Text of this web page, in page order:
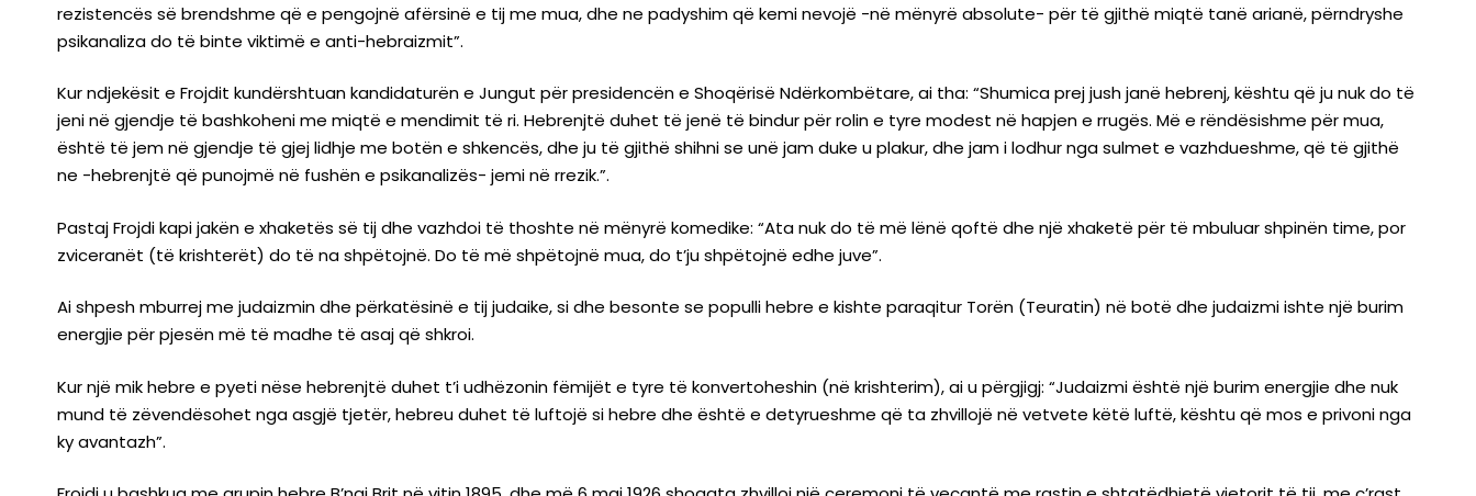
rezistencës së brendshme që e pengojnë afërsinë e tij me mua, dhe ne padyshim që kemi nevojë -në mënyrë absolute- për të gjithë miqtë tanë arianë, përndryshe
psikanaliza do të binte viktimë e anti-hebraizmit”.
Kur ndjekësit e Frojdit kundërshtuan kandidaturën e Jungut për presidencën e Shoqërisë Ndërkombëtare, ai tha: “Shumica prej jush janë hebrenj, kështu që ju nuk do të
jeni në gjendje të bashkoheni me miqtë e mendimit të ri. Hebrenjtë duhet të jenë të bindur për rolin e tyre modest në hapjen e rrugës. Më e rëndësishme për mua,
është të jem në gjendje të gjej lidhje me botën e shkencës, dhe ju të gjithë shihni se unë jam duke u plakur, dhe jam i lodhur nga sulmet e vazhdueshme, që të gjithë
ne -hebrenjtë që punojmë në fushën e psikanalizës- jemi në rrezik.”.
Pastaj Frojdi kapi jakën e xhaketës së tij dhe vazhdoi të thoshte në mënyrë komedike: “Ata nuk do të më lënë qoftë dhe një xhaketë për të mbuluar shpinën time, por
zviceranët (të krishterët) do të na shpëtojnë. Do të më shpëtojnë mua, do t’ju shpëtojnë edhe juve”.
Ai shpesh mburrej me judaizmin dhe përkatësinë e tij judaike, si dhe besonte se populli hebre e kishte paraqitur Torën (Teuratin) në botë dhe judaizmi ishte një burim
energjie për pjesën më të madhe të asaj që shkroi.
Kur një mik hebre e pyeti nëse hebrenjtë duhet t’i udhëzonin fëmijët e tyre të konvertoheshin (në krishterim), ai u përgjigj: “Judaizmi është një burim energjie dhe nuk
mund të zëvendësohet nga asgjë tjetër, hebreu duhet të luftojë si hebre dhe është e detyrueshme që ta zhvillojë në vetvete këtë luftë, kështu që mos e privoni nga
ky avantazh”.